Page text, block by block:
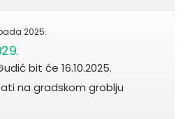
2025.
bit će 16.10.2025.
na gradskom groblju